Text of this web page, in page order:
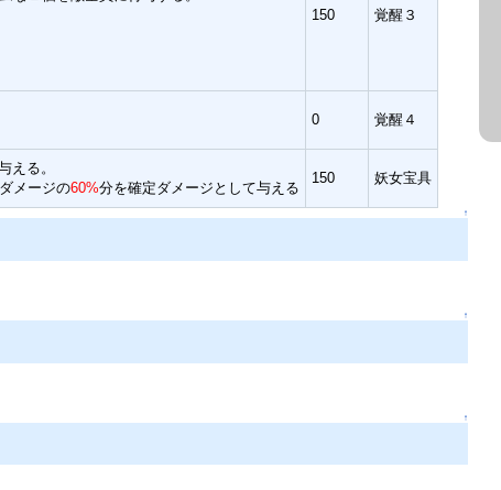
150 覚醒３
0 覚醒４
える。
メージの60%分を確定ダメージとして与える
150 妖女宝具
↑
↑
↑